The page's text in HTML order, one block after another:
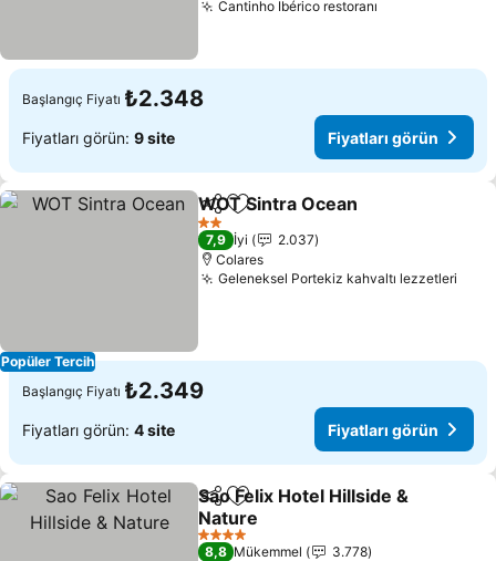
Cantinho Ibérico restoranı
Başlangıç Fiyatı ₺2.348
Fiyatları görün: 9 site Fiyatları görün
Popüler Tercih
PaylaşFavorilerime ekle
WOT Sintra Ocean
2 Yıldız
7,9 İyi
2.037
Colares
Geleneksel Portekiz kahvaltı lezzetleri
Başlangıç Fiyatı ₺2.349
Fiyatları görün: 4 site Fiyatları görün
PaylaşFavorilerime ekle
Sao Felix Hotel Hillside &
Nature
Fiyatları görün
4 Yıldız
8,8 Mükemmel
3.778